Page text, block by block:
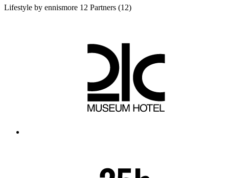
Lifestyle by ennismore 12 Partners (12)